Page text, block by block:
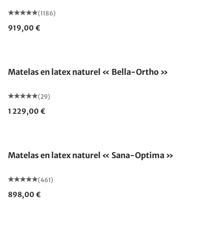
(1186)
919,00 €
Matelas en latex naturel « Bella-Ortho »
(29)
1 229,00 €
Matelas en latex naturel « Sana-Optima »
(461)
898,00 €